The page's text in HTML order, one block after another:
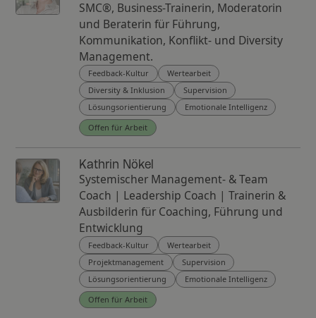
SMC®, Business-Trainerin, Moderatorin
und Beraterin für Führung,
Kommunikation, Konflikt- und Diversity
Management.
Feedback-Kultur
Wertearbeit
Diversity & Inklusion
Supervision
Lösungsorientierung
Emotionale Intelligenz
Offen für Arbeit
Kathrin Nökel
Systemischer Management- & Team
Coach | Leadership Coach | Trainerin &
Ausbilderin für Coaching, Führung und
Entwicklung
Feedback-Kultur
Wertearbeit
Projektmanagement
Supervision
Lösungsorientierung
Emotionale Intelligenz
Offen für Arbeit